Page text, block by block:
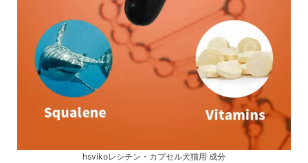
hsvikoレシチン・カプセル犬猫用 成分